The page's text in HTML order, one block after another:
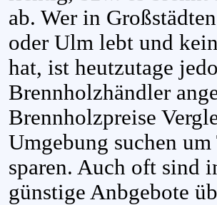
ab. Wer in
oder Ulm lebt und
hat, ist heutzutage
Brennholzhändler
Brennholzpreise
Umgebung suchen
sparen. Auch oft sind
günstige Anbgebote